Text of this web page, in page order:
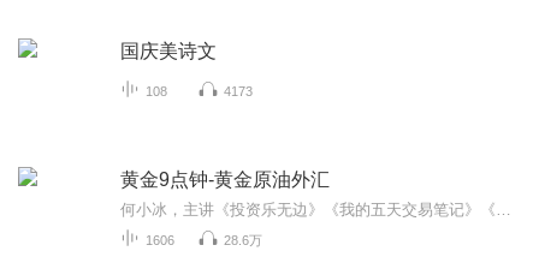
国庆美诗文
108 4173
黄金9点钟-黄金原油外汇
1606 28.6万